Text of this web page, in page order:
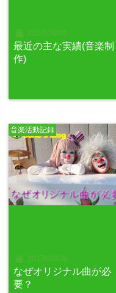
最近の主な実績(音楽制
作)
音楽活動記録
なぜオリジナル曲が必
要？